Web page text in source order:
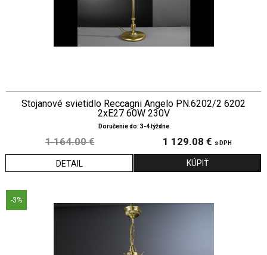
Stojanové svietidlo Reccagni Angelo PN.6202/2 6202
2xE27 60W 230V
Doručenie do: 3-4 týždne
1 164.00 € 1 129.08 € s DPH
DETAIL
-3%